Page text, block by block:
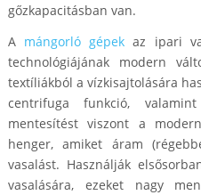
gőzkapacitásban van.
A mángorló gépek az ipari
technológiájának modern
textíliákból a vízkisajtolására
centrifuga funkció,
mentesítést viszont a
henger, amiket áram
vasalást. Használják
vasalására, ezeket nagy